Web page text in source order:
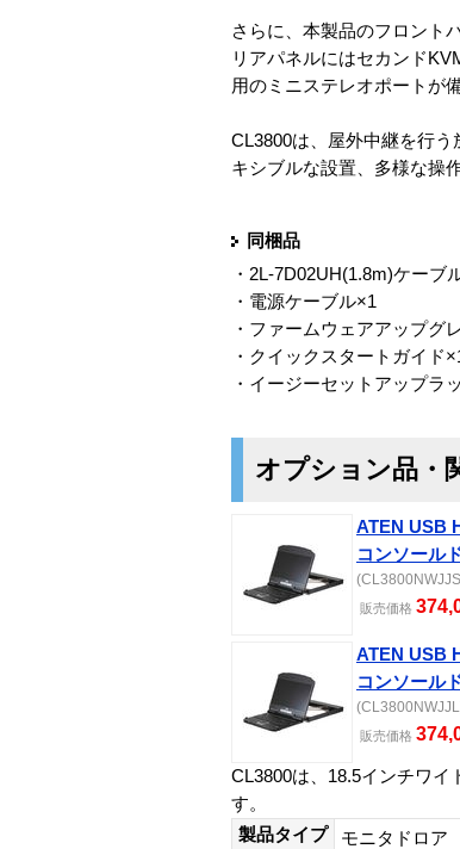
さらに、本製品のフロント
リアパネルにはセカンド
用のミニステレオポートが
CL3800は、屋外中継を行
キシブルな設置、多様な操
同梱品
・2L-7D02UH(1.8m)ケーブ
・電源ケーブル×1
・ファームウェアアップグ
・クイックスタートガイド
・イージーセットアップラ
オプション品・
ATEN USB
コンソール
販売価格
ATEN USB
コンソール
販売価格
CL3800は、18.5インチワ
す。
製品タイプ
モニタドロア